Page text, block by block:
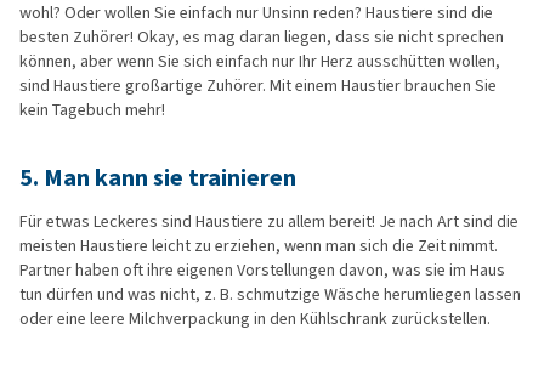
wohl? Oder wollen Sie einfach nur Unsinn reden? Haustiere sind die
besten Zuhörer! Okay, es mag daran liegen, dass sie nicht sprechen
können, aber wenn Sie sich einfach nur Ihr Herz ausschütten wollen,
sind Haustiere großartige Zuhörer. Mit einem Haustier brauchen Sie
kein Tagebuch mehr!
5. Man kann sie trainieren
Für etwas Leckeres sind Haustiere zu allem bereit! Je nach Art sind die
meisten Haustiere leicht zu erziehen, wenn man sich die Zeit nimmt.
Partner haben oft ihre eigenen Vorstellungen davon, was sie im Haus
tun dürfen und was nicht, z. B. schmutzige Wäsche herumliegen lassen
oder eine leere Milchverpackung in den Kühlschrank zurückstellen.